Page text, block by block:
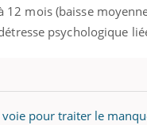
mois (baisse
psychologique
pour traiter le